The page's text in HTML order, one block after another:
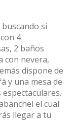
si
4
2 baños
con nevera,
dispone de
y una mesa de
el cual
llegar a tu